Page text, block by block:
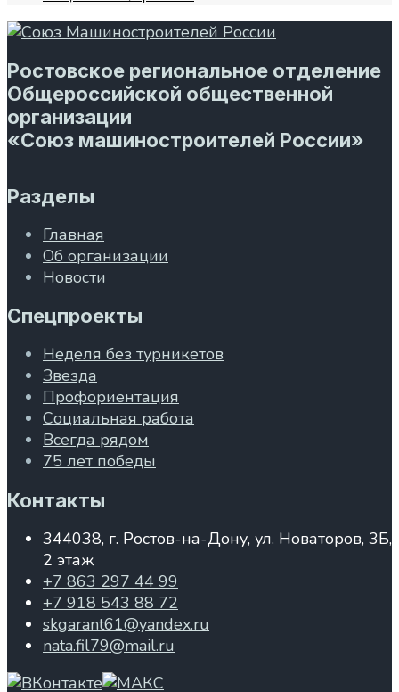
Ростовское региональное отделение
Общероссийской общественной
организации
«Союз машиностроителей России»
Разделы
Главная
Об организации
Новости
Спецпроекты
Неделя без турникетов
Звезда
Профориентация
Социальная работа
Всегда рядом
75 лет победы
Контакты
344038, г. Ростов-на-Дону, ул. Новаторов, 3Б,
2 этаж
+7 863 297 44 99
+7 918 543 88 72
skgarant61@yandex.ru
nata.fil79@mail.ru